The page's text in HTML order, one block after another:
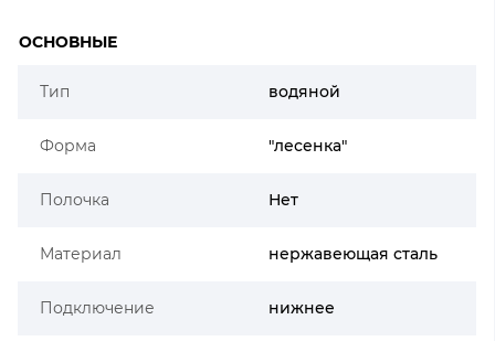
ОСНОВНЫЕ
Тип водяной
Форма "лесенка"
Полочка Нет
Материал нержавеющая сталь
Подключение нижнее